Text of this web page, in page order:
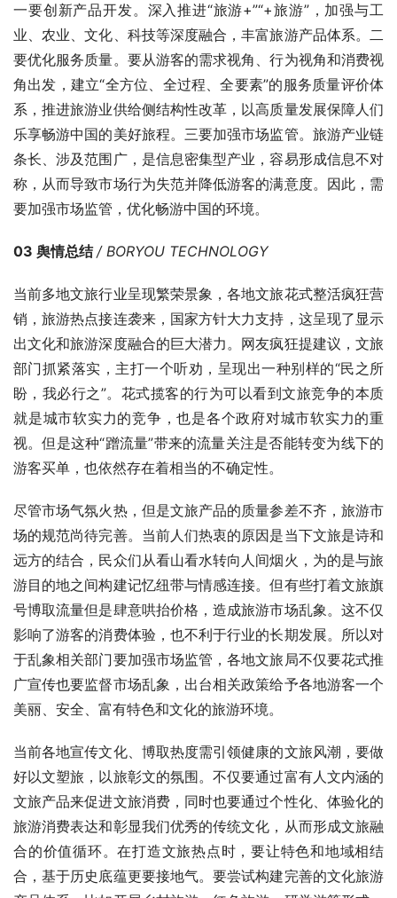
一要创新产品开发。深入推进“旅游+”“+旅游”，加强与工
业、农业、文化、科技等深度融合，丰富旅游产品体系。二
要优化服务质量。要从游客的需求视角、行为视角和消费视
角出发，建立“全方位、全过程、全要素”的服务质量评价体
系，推进旅游业供给侧结构性改革，以高质量发展保障人们
乐享畅游中国的美好旅程。三要加强市场监管。旅游产业链
条长、涉及范围广，是信息密集型产业，容易形成信息不对
称，从而导致市场行为失范并降低游客的满意度。因此，需
要加强市场监管，优化畅游中国的环境。
03 舆情总结 / BORYOU TECHNOLOGY
当前多地文旅行业呈现繁荣景象，各地文旅花式整活疯狂营
销，旅游热点接连袭来，国家方针大力支持，这呈现了显示
出文化和旅游深度融合的巨大潜力。网友疯狂提建议，文旅
部门抓紧落实，主打一个听劝，呈现出一种别样的“民之所
盼，我必行之”。花式揽客的行为可以看到文旅竞争的本质
就是城市软实力的竞争，也是各个政府对城市软实力的重
视。但是这种“蹭流量”带来的流量关注是否能转变为线下的
游客买单，也依然存在着相当的不确定性。
尽管市场气氛火热，但是文旅产品的质量参差不齐，旅游市
场的规范尚待完善。当前人们热衷的原因是当下文旅是诗和
远方的结合，民众们从看山看水转向人间烟火，为的是与旅
游目的地之间构建记忆纽带与情感连接。但有些打着文旅旗
号博取流量但是肆意哄抬价格，造成旅游市场乱象。这不仅
影响了游客的消费体验，也不利于行业的长期发展。所以对
于乱象相关部门要加强市场监管，各地文旅局不仅要花式推
广宣传也要监督市场乱象，出台相关政策给予各地游客一个
美丽、安全、富有特色和文化的旅游环境。
当前各地宣传文化、博取热度需引领健康的文旅风潮，要做
好以文塑旅，以旅彰文的氛围。不仅要通过富有人文内涵的
文旅产品来促进文旅消费，同时也要通过个性化、体验化的
旅游消费表达和彰显我们优秀的传统文化，从而形成文旅融
合的价值循环。在打造文旅热点时，要让特色和地域相结
合，基于历史底蕴更要接地气。要尝试构建完善的文化旅游